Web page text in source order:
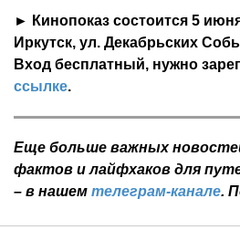
► Кинопоказ состоится 5
Иркутск, ул. Декабрьских
Вход бесплатный, нужно
ссылке.
Еще больше важных
фактов и лайфхаков для
– в нашем телеграм-канале.